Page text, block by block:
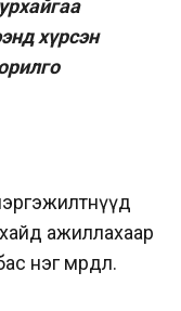
хүрсэн
ажиллахаар
мөрөөдөл.